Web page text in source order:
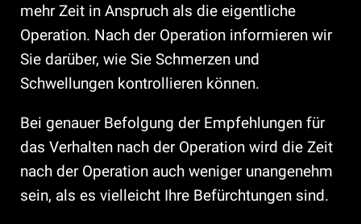
mehr Zeit in Anspruch als die eigentliche
Operation. Nach der Operation informieren wir
Sie darüber, wie Sie Schmerzen und
Schwellungen kontrollieren können.
Bei genauer Befolgung der Empfehlungen für
das Verhalten nach der Operation wird die Zeit
nach der Operation auch weniger unangenehm
sein, als es vielleicht Ihre Befürchtungen sind.